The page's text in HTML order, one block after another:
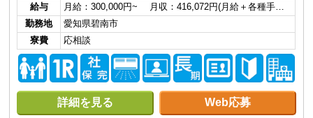
給与
月給：300,000円~ 月収：416,072円(月給＋各種手…
勤務地
愛知県碧南市
寮費
応相談
詳細を見る Web応募